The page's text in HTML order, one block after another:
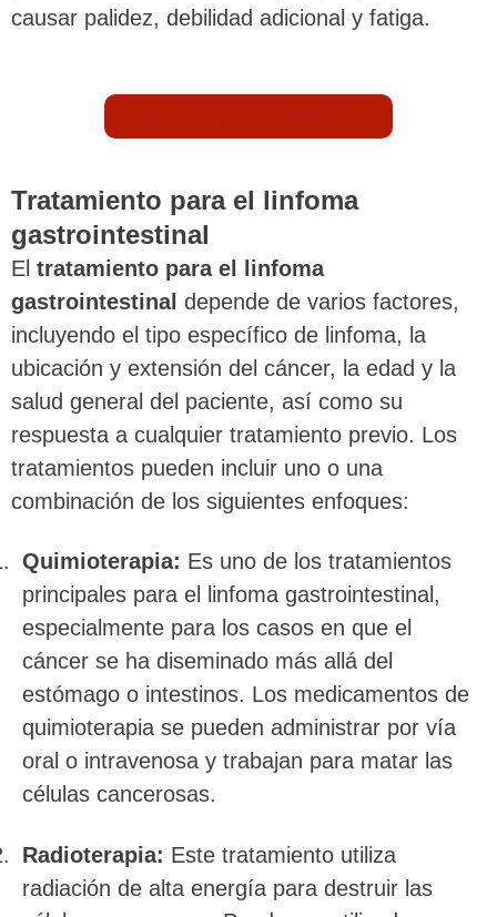
causar palidez, debilidad adicional y fatiga.
Tratamiento para el linfoma
gastrointestinal
El tratamiento para el linfoma
gastrointestinal depende de varios factores,
incluyendo el tipo específico de linfoma, la
ubicación y extensión del cáncer, la edad y la
salud general del paciente, así como su
respuesta a cualquier tratamiento previo. Los
tratamientos pueden incluir uno o una
combinación de los siguientes enfoques:
Quimioterapia: Es uno de los tratamientos
principales para el linfoma gastrointestinal,
especialmente para los casos en que el
cáncer se ha diseminado más allá del
estómago o intestinos. Los medicamentos de
quimioterapia se pueden administrar por vía
oral o intravenosa y trabajan para matar las
células cancerosas.
Radioterapia: Este tratamiento utiliza
radiación de alta energía para destruir las